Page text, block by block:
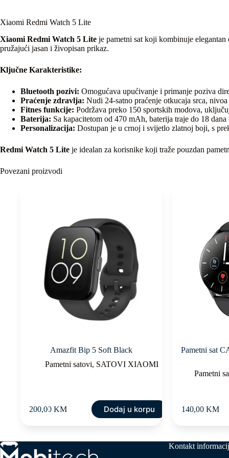
Xiaomi Redmi Watch 5 Lite
Xiaomi Redmi Watch 5 Lite je pametni sat koji kombinuje
pružajući jasan i živopisan prikaz.
Ključne Karakteristike:
Bluetooth pozivi: Omogućava upućivanje i primanje poziva
Praćenje zdravlja: Nudi 24-satno praćenje otkucaja srca,
Fitnes funkcije: Podržava preko 150 sportskih modova,
Baterija: Sa kapacitetom od 470 mAh, baterija traje do 18
Personalizacija: Dostupan je u crnoj i svijetlo zlatnoj boji, s
Redmi Watch 5 Lite je idealan za korisnike koji traže pouzdan
Povezani proizvodi
Amazfit Bip 5 Soft Black
Pametni satovi, SATOVI XIAOMI
200,00KM Dodaj u korpu
Pametni sat
Pametni
140,00 KM
Kontakt